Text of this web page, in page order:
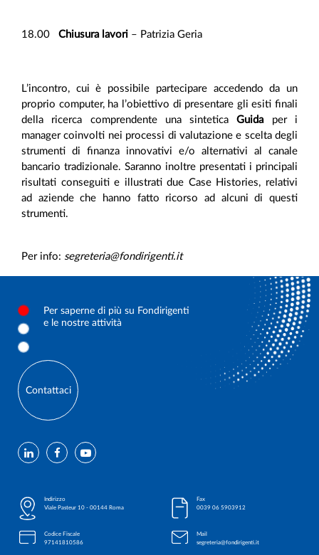
18.00 Chiusura lavori – Patrizia Geria
L’incontro, cui è possibile partecipare accedendo da un
proprio computer, ha l’obiettivo di presentare gli esiti finali
della ricerca comprendente una sinteticaGuidaper i
manager coinvolti nei processi di valutazione e scelta degli
strumenti di finanza innovativi e/o alternativi al canale
bancario tradizionale. Saranno inoltre presentati i principali
risultati conseguiti e illustrati due Case Histories, relativi
ad aziende che hanno fatto ricorso ad alcuni di questi
strumenti.
Per info: segreteria@fondirigenti.it
Per saperne di più su Fondirigenti
e le nostre attività
Contattaci
Indirizzo
Viale Pasteur 10 - 00144 Roma
Codice Fiscale
97141810586
Fax
0039 06 5903912
Mail
segreteria@fondirigenti.it